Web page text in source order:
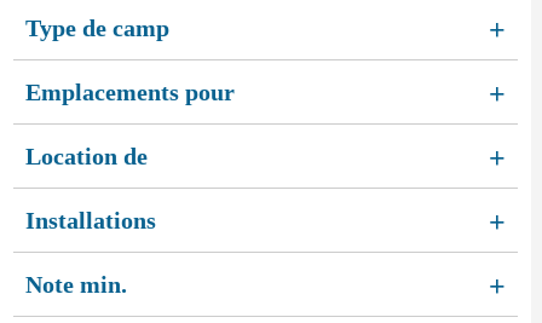
Type de camp
+
Emplacements pour +
Location de +
Installations +
Note min. +